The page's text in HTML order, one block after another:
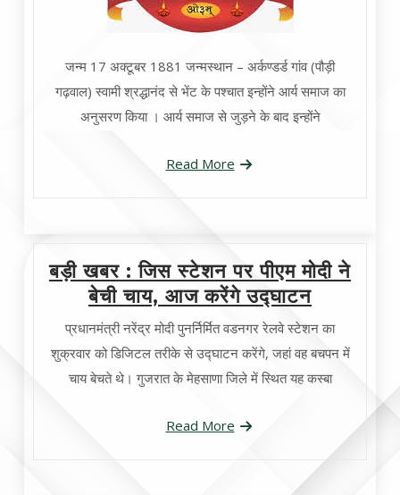
जन्म 17 अक्टूबर 1881 जन्मस्थान – अर्कण्डर्ड गांव (पौड़ी
गढ़वाल) स्वामी श्रद्धानंद से भेंट के पश्चात इन्होंने आर्य समाज का
अनुसरण किया । आर्य समाज से जुड़ने के बाद इन्होंने
Read More
बड़ी खबर : जिस स्टेशन पर पीएम मोदी ने
बेची चाय, आज करेंगे उद्घाटन
प्रधानमंत्री नरेंद्र मोदी पुनर्निर्मित वडनगर रेलवे स्टेशन का
शुक्रवार को डिजिटल तरीके से उद्घाटन करेंगे, जहां वह बचपन में
चाय बेचते थे। गुजरात के मेहसाणा जिले में स्थित यह कस्बा
Read More